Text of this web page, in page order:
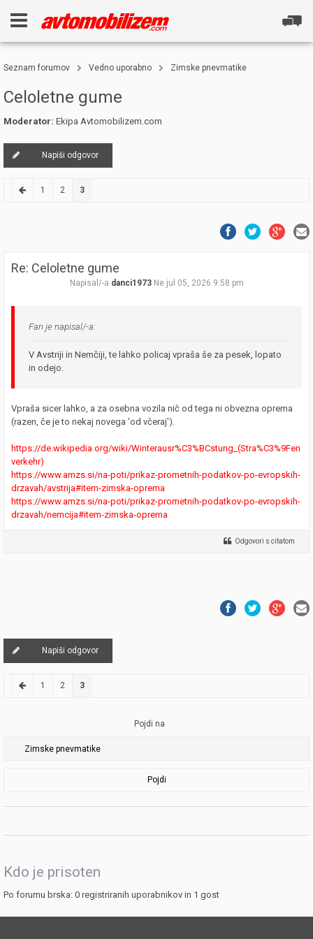
Seznam forumov Vedno uporabno Zimske pnevmatike
Celoletne gume
Moderator: Ekipa Avtomobilizem.com
Napiši odgovor
1 2 3
Re: Celoletne gume
Napisal/-a danci1973 Ne jul 05, 2026 9:58 pm
Fan je napisal/-a:
V Avstriji in Nemčiji, te lahko policaj vpraša še za pesek, lopato
in odejo.
Vpraša sicer lahko, a za osebna vozila nič od tega ni obvezna oprema
(razen, če je to nekaj novega 'od včeraj').
https://de.wikipedia.org/wiki/Winterausr%C3%BCstung_(Stra%C3%9Fen
verkehr)
https://www.amzs.si/na-poti/prikaz-prometnih-podatkov-po-evropskih-
drzavah/avstrija#item-zimska-oprema
https://www.amzs.si/na-poti/prikaz-prometnih-podatkov-po-evropskih-
drzavah/nemcija#item-zimska-oprema
Odgovori s citatom
Napiši odgovor
1 2 3
Pojdi na
Pojdi
Kdo je prisoten
Po forumu brska: 0 registriranih uporabnikov in 1 gost